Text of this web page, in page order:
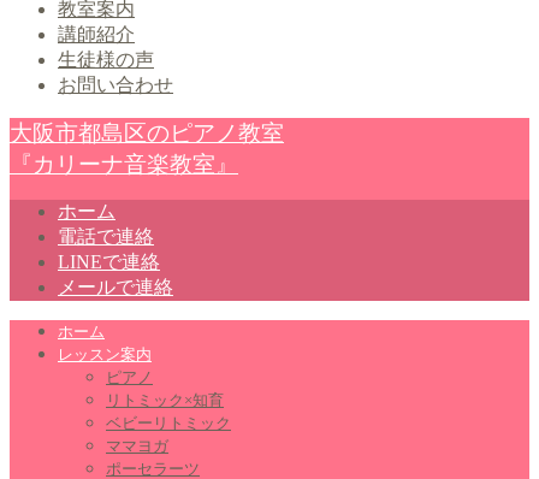
教室案内
講師紹介
生徒様の声
お問い合わせ
大阪市都島区のピアノ教室
『カリーナ音楽教室』
ホーム
電話で連絡
LINEで連絡
メールで連絡
ホーム
レッスン案内
ピアノ
リトミック×知育
ベビーリトミック
ママヨガ
ポーセラーツ